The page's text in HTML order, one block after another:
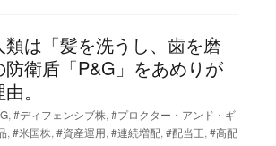
は「髪を洗うし、歯を磨
防衛盾「P&G」をあめりが
。
, #ディフェンシブ株, #プロクター・アンド・ギ
, #米国株, #資産運用, #連続増配, #配当王, #高配